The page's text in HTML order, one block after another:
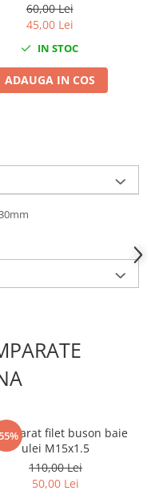
60,00 Lei
45,00 Lei
IN STOC
ADAUGA IN COS
filet buson baie
ulei M15x1.5
110,00 Lei
50,00 Lei